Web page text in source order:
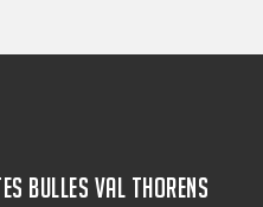
BULLES VAL THORENS